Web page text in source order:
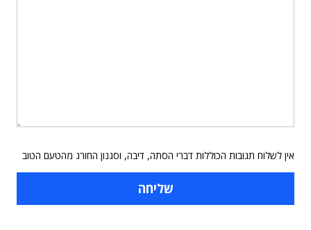
אין לשלוח תגובות הכוללות דברי הסתה, דיבה, וסגנון החורג מהטעם הטוב